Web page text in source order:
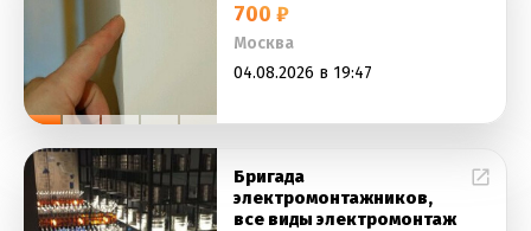
700 ₽
Москва
04.08.2026 в 19:47
Бригада
электромонтажников,
все виды электромонтаж